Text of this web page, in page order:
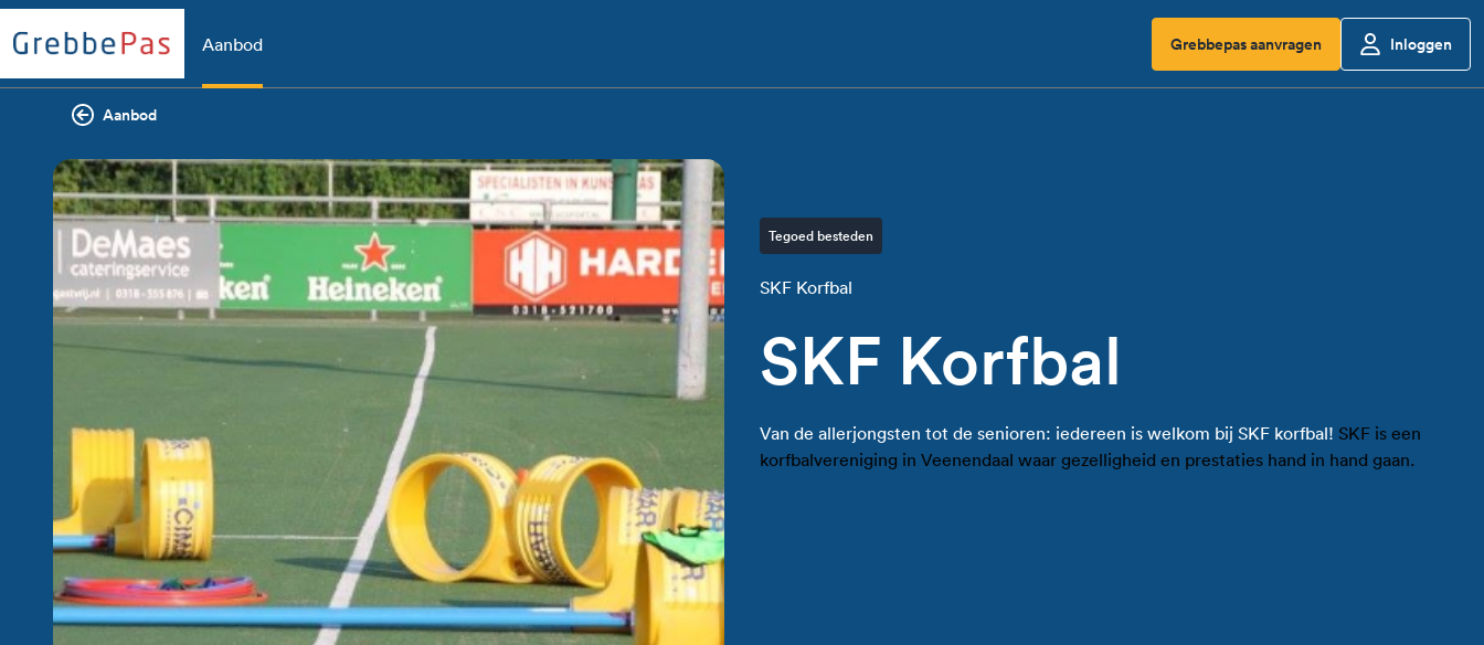
Aanbod Grebbepas aanvragen Inloggen
Aanbod
Tegoed besteden
SKF Korfbal
SKF Korfbal
Van de allerjongsten tot de senioren: iedereen is welkom bij SKF korfbal! SKF is een
korfbalvereniging in Veenendaal waar gezelligheid en prestaties hand in hand gaan.